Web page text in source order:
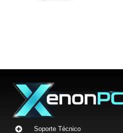
Soporte Técnico